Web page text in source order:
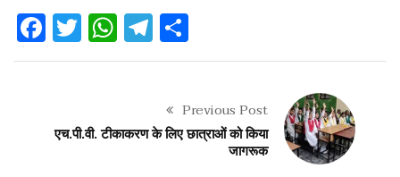
Facebook
Twitter
WhatsApp
Telegram
Previous Post
एच.पी.वी. टीकाकरण के लिए छात्राओं को किया
जागरूक